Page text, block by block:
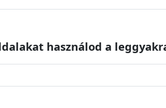
használod a